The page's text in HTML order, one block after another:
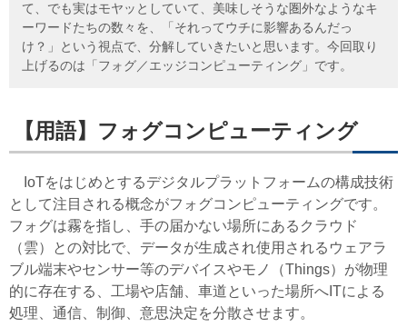
て、でも実はモヤッとしていて、美味しそうな圏外なようなキ
ーワードたちの数々を、「それってウチに影響あるんだっ
け？」という視点で、分解していきたいと思います。今回取り
上げるのは「フォグ／エッジコンピューティング」です。
【用語】フォグコンピューティング
IoTをはじめとするデジタルプラットフォームの構成技術
として注目される概念がフォグコンピューティングです。
フォグは霧を指し、手の届かない場所にあるクラウド
（雲）との対比で、データが生成され使用されるウェアラ
ブル端末やセンサー等のデバイスやモノ（Things）が物理
的に存在する、工場や店舗、車道といった場所へITによる
処理、通信、制御、意思決定を分散させます。